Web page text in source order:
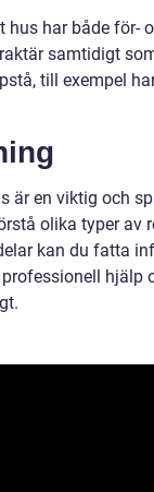
hus har både för-
samtidigt
till exempel
är en viktig och
olika typer av
kan du fatta
hjälp